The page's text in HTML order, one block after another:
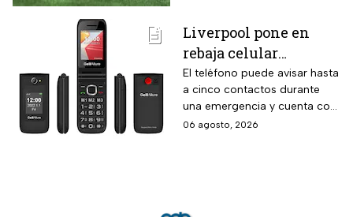
2026.
Liverpool pone en
rebaja celular
CellAllure Bienestar
para adultos mayores
con botón SOS y hasta
6 MSI
El teléfono puede avisar hasta
a cinco contactos durante
una emergencia y cuenta con
envío gratis a domicilio
06 agosto, 2026